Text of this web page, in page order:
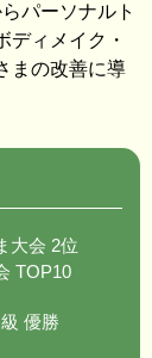
パーソナルト
ディメイク・
まの改善に導
大会 2位
TOP10
優勝